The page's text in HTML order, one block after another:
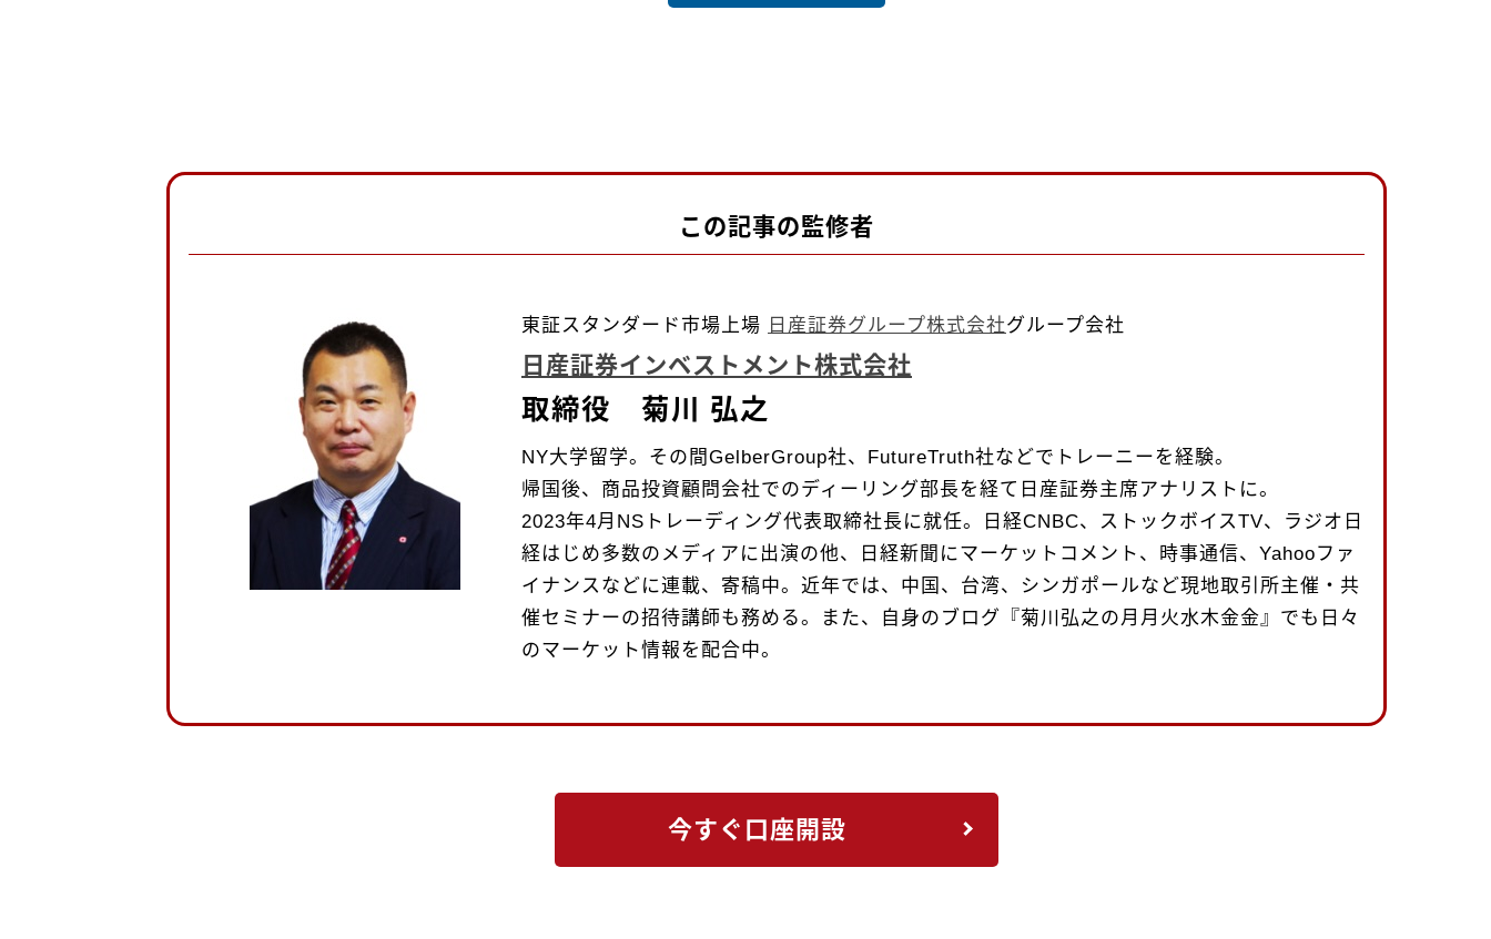
この記事の監修者
東証スタンダード市場上場 日産証券グループ株式会社グループ会社
日産証券インベストメント株式会社
取締役 菊川 弘之
NY大学留学。その間GelberGroup社、FutureTruth社などでトレーニーを経験。
帰国後、商品投資顧問会社でのディーリング部長を経て日産証券主席アナリストに。
2023年4月NSトレーディング代表取締社長に就任。日経CNBC、ストックボイスTV、ラジオ日
経はじめ多数のメディアに出演の他、日経新聞にマーケットコメント、時事通信、Yahooファ
イナンスなどに連載、寄稿中。近年では、中国、台湾、シンガポールなど現地取引所主催・共
催セミナーの招待講師も務める。また、自身のブログ『菊川弘之の月月火水木金金』でも日々
のマーケット情報を配合中。
今すぐ口座開設